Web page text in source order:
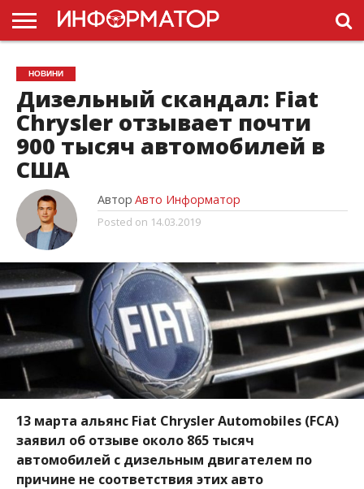
ГОЛОВНА
НОВИНИ
ПДР
УКРАЇНИ
РЕКЛАМА
ПРОЕКТЫ
НОВИНИ
Дизельный скандал: Fiat
Chrysler отзывает почти
900 тысяч автомобилей в
США
Автор Авто Информатор
Posted on 14.03.2019
13 марта альянс Fiat Chrysler Automobiles (FCA)
заявил об отзыве около 865 тысяч
автомобилей с дизельным двигателем по
причине не соответствия этих авто